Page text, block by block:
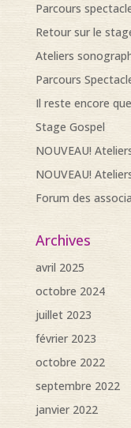
Parcours
Retour sur le
Ateliers
Parcours
Il reste encore
Stage Gospel
NOUVEAU!
NOUVEAU!
Forum des
Archives
avril 2025
octobre 2024
juillet 2023
février 2023
octobre 2022
septembre 2022
janvier 2022